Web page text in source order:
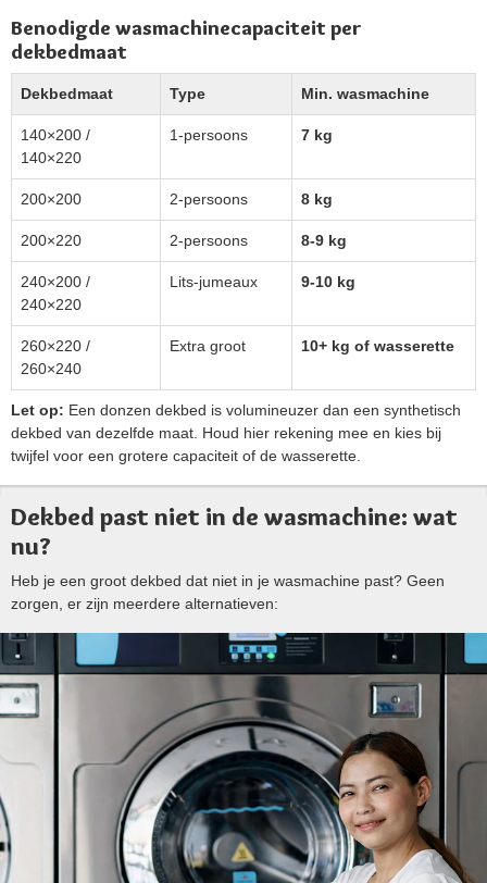
Benodigde wasmachinecapaciteit per
dekbedmaat
Dekbedmaat Type Min. wasmachine
140×200 /
140×220
1-persoons 7 kg
200×200 2-persoons 8 kg
200×220 2-persoons 8-9 kg
240×200 /
240×220
Lits-jumeaux 9-10 kg
260×220 /
260×240
Extra groot 10+ kg of wasserette
Let op: Een donzen dekbed is volumineuzer dan een synthetisch
dekbed van dezelfde maat. Houd hier rekening mee en kies bij
twijfel voor een grotere capaciteit of de wasserette.
Dekbed past niet in de wasmachine: wat
nu?
Heb je een groot dekbed dat niet in je wasmachine past? Geen
zorgen, er zijn meerdere alternatieven: